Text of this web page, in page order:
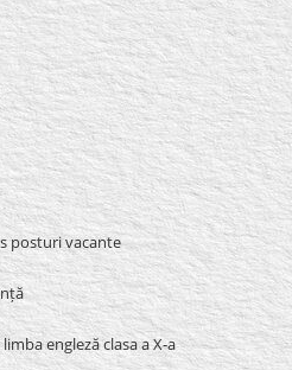
posturi vacante
engleză clasa a X-a